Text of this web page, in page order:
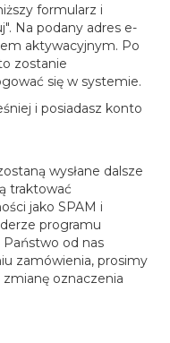
formularz i
Na podany adres e-
aktywacyjnym. Po
zostanie
się w systemie.
i posiadasz konto
wysłane dalsze
traktować
jako SPAM i
programu
od nas
zamówienia, prosimy
oznaczenia